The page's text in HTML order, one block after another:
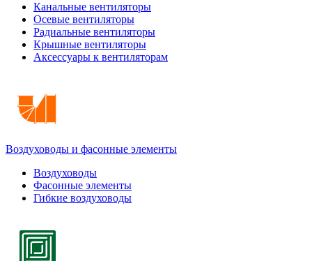
Канальные вентиляторы
Осевые вентиляторы
Радиальные вентиляторы
Крышные вентиляторы
Аксессуары к вентиляторам
Воздуховоды и фасонные элементы
Воздуховоды
Фасонные элементы
Гибкие воздуховоды